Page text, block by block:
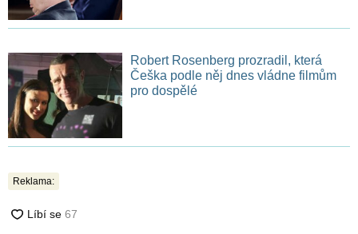
Robert Rosenberg prozradil, která
Češka podle něj dnes vládne filmům
pro dospělé
Reklama: